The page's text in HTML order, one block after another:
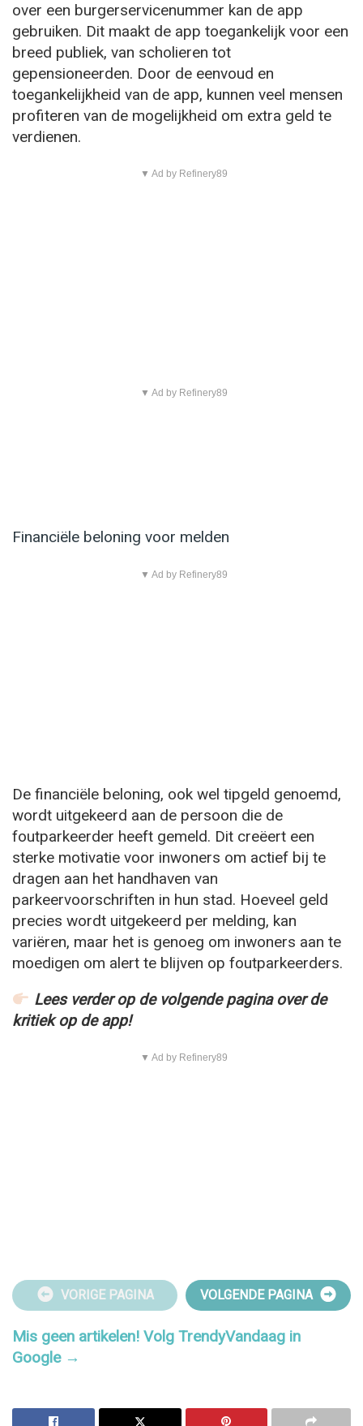
over een burgerservicenummer kan de app
gebruiken. Dit maakt de app toegankelijk voor een
breed publiek, van scholieren tot
gepensioneerden. Door de eenvoud en
toegankelijkheid van de app, kunnen veel mensen
profiteren van de mogelijkheid om extra geld te
verdienen.
▼ Ad by Refinery89
▼ Ad by Refinery89
Financiële beloning voor melden
▼ Ad by Refinery89
De financiële beloning, ook wel tipgeld genoemd,
wordt uitgekeerd aan de persoon die de
foutparkeerder heeft gemeld. Dit creëert een
sterke motivatie voor inwoners om actief bij te
dragen aan het handhaven van
parkeervoorschriften in hun stad. Hoeveel geld
precies wordt uitgekeerd per melding, kan
variëren, maar het is genoeg om inwoners aan te
moedigen om alert te blijven op foutparkeerders.
Lees verder op de volgende pagina over de
kritiek op de app!
▼ Ad by Refinery89
VORIGE PAGINA VOLGENDE PAGINA
Mis geen artikelen! Volg TrendyVandaag in
Google →